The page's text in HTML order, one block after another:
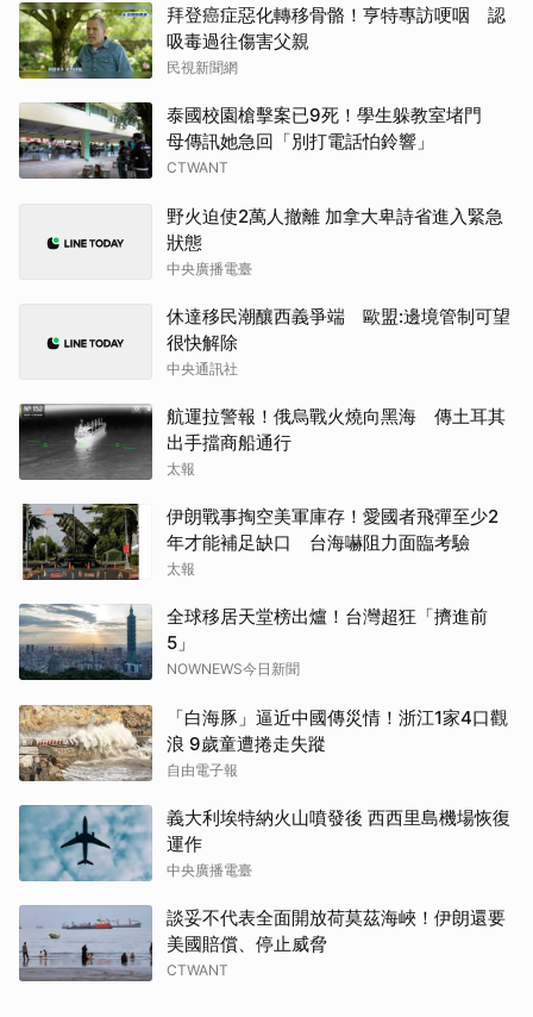
拜登癌症惡化轉移骨骼！亨特專訪哽咽 認
吸毒過往傷害父親
民視新聞網
泰國校園槍擊案已9死！學生躲教室堵門
母傳訊她急回「別打電話怕鈴響」
CTWANT
野火迫使2萬人撤離 加拿大卑詩省進入緊急
狀態
中央廣播電臺
休達移民潮釀西義爭端 歐盟:邊境管制可望
很快解除
中央通訊社
航運拉警報！俄烏戰火燒向黑海 傳土耳其
出手擋商船通行
太報
伊朗戰事掏空美軍庫存！愛國者飛彈至少2
年才能補足缺口 台海嚇阻力面臨考驗
太報
全球移居天堂榜出爐！台灣超狂「擠進前
5」
NOWNEWS今日新聞
「白海豚」逼近中國傳災情！浙江1家4口觀
浪 9歲童遭捲走失蹤
自由電子報
義大利埃特納火山噴發後 西西里島機場恢復
運作
中央廣播電臺
談妥不代表全面開放荷莫茲海峽！伊朗還要
美國賠償、停止威脅
CTWANT